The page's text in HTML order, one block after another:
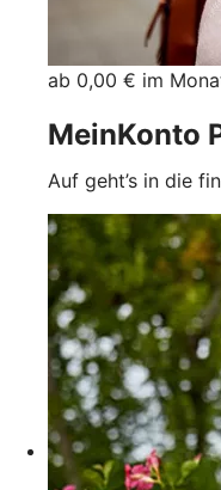
ab 0,00 € im
MeinKonto
Auf geht’s in die